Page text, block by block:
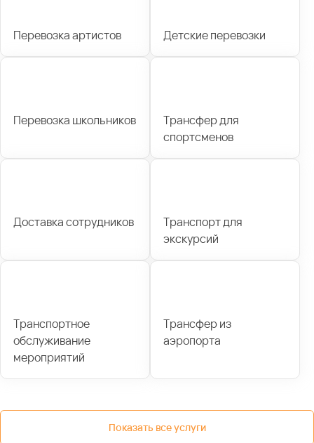
Перевозка артистов Детские перевозки
Перевозка школьников
Трансфер для
спортсменов
Доставка сотрудников
Транспорт для
экскурсий
Транспортное
обслуживание
мероприятий
Трансфер из
аэропорта
Показать все услуги